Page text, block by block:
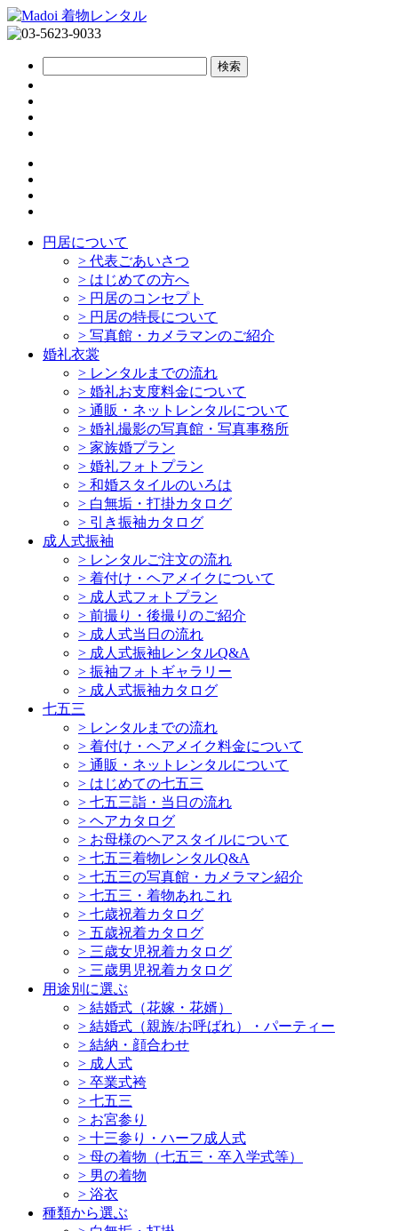
円居について
> 代表ごあいさつ
> はじめての方へ
> 円居のコンセプト
> 円居の特長について
> 写真館・カメラマンのご紹介
婚礼衣裳
> レンタルまでの流れ
> 婚礼お支度料金について
> 通販・ネットレンタルについて
> 婚礼撮影の写真館・写真事務所
> 家族婚プラン
> 婚礼フォトプラン
> 和婚スタイルのいろは
> 白無垢・打掛カタログ
> 引き振袖カタログ
成人式振袖
> レンタルご注文の流れ
> 着付け・ヘアメイクについて
> 成人式フォトプラン
> 前撮り・後撮りのご紹介
> 成人式当日の流れ
> 成人式振袖レンタルQ&A
> 振袖フォトギャラリー
> 成人式振袖カタログ
七五三
> レンタルまでの流れ
> 着付け・ヘアメイク料金について
> 通販・ネットレンタルについて
> はじめての七五三
> 七五三詣・当日の流れ
> ヘアカタログ
> お母様のヘアスタイルについて
> 七五三着物レンタルQ&A
> 七五三の写真館・カメラマン紹介
> 七五三・着物あれこれ
> 七歳祝着カタログ
> 五歳祝着カタログ
> 三歳女児祝着カタログ
> 三歳男児祝着カタログ
用途別に選ぶ
> 結婚式（花嫁・花婿）
> 結婚式（親族/お呼ばれ）・パーティー
> 結納・顔合わせ
> 成人式
> 卒業式袴
> 七五三
> お宮参り
> 十三参り・ハーフ成人式
> 母の着物（七五三・卒入学式等）
> 男の着物
> 浴衣
種類から選ぶ